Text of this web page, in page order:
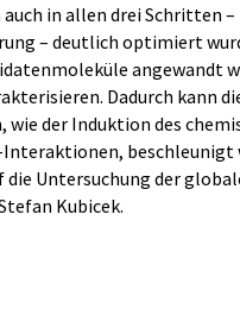
in allen drei Schritten
– deutlich optimiert
angewandt
Dadurch kann
der Induktion des
beschleunigt
Untersuchung der
Kubicek.